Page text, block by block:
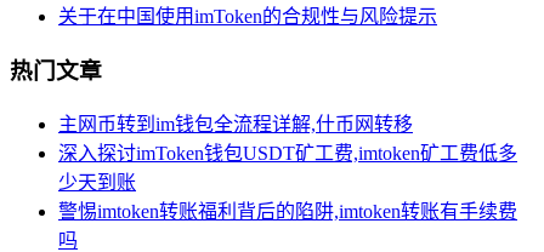
关于在中国使用imToken的合规性与风险提示
热门文章
主网币转到im钱包全流程详解,什币网转移
深入探讨imToken钱包USDT矿工费,imtoken矿工费低多
少天到账
警惕imtoken转账福利背后的陷阱,imtoken转账有手续费
吗